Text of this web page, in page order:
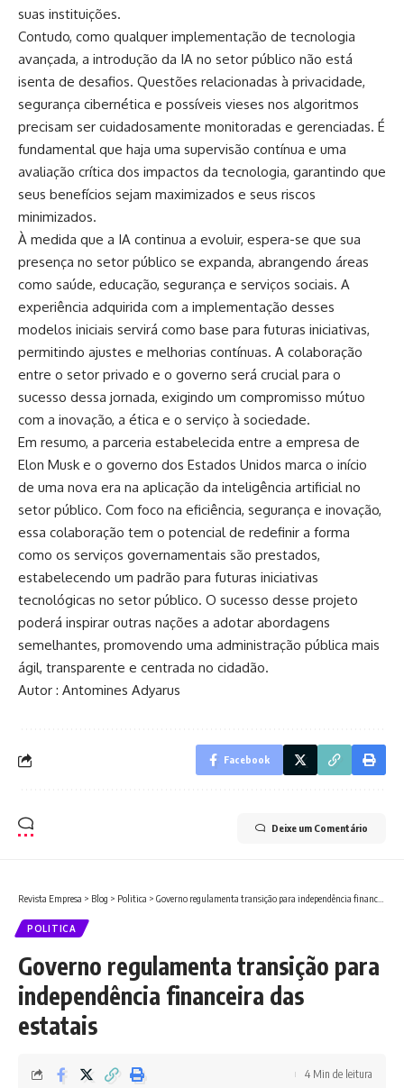
suas instituições.
Contudo, como qualquer implementação de tecnologia
avançada, a introdução da IA no setor público não está
isenta de desafios. Questões relacionadas à privacidade,
segurança cibernética e possíveis vieses nos algoritmos
precisam ser cuidadosamente monitoradas e gerenciadas. É
fundamental que haja uma supervisão contínua e uma
avaliação crítica dos impactos da tecnologia, garantindo que
seus benefícios sejam maximizados e seus riscos
minimizados.
À medida que a IA continua a evoluir, espera-se que sua
presença no setor público se expanda, abrangendo áreas
como saúde, educação, segurança e serviços sociais. A
experiência adquirida com a implementação desses
modelos iniciais servirá como base para futuras iniciativas,
permitindo ajustes e melhorias contínuas. A colaboração
entre o setor privado e o governo será crucial para o
sucesso dessa jornada, exigindo um compromisso mútuo
com a inovação, a ética e o serviço à sociedade.
Em resumo, a parceria estabelecida entre a empresa de
Elon Musk e o governo dos Estados Unidos marca o início
de uma nova era na aplicação da inteligência artificial no
setor público. Com foco na eficiência, segurança e inovação,
essa colaboração tem o potencial de redefinir a forma
como os serviços governamentais são prestados,
estabelecendo um padrão para futuras iniciativas
tecnológicas no setor público. O sucesso desse projeto
poderá inspirar outras nações a adotar abordagens
semelhantes, promovendo uma administração pública mais
ágil, transparente e centrada no cidadão.
Autor : Antomines Adyarus
Facebook
Deixe um Comentário
Revista Empresa > Blog > Politica > Governo regulamenta transição para independência financeira das estatais
POLITICA
Governo regulamenta transição para
independência financeira das
estatais
4 Min de leitura